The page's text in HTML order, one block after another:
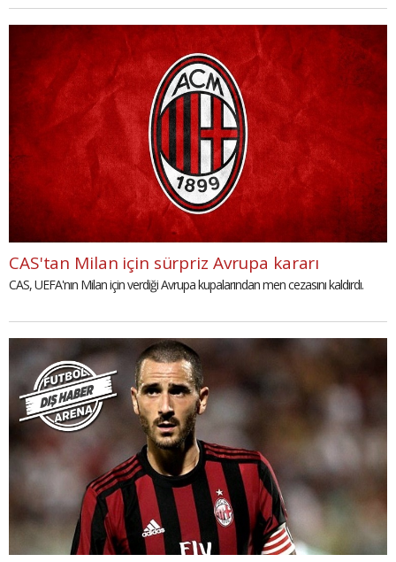
CAS'tan Milan için sürpriz Avrupa kararı
CAS, UEFA'nın Milan için verdiği Avrupa kupalarından men cezasını kaldırdı.